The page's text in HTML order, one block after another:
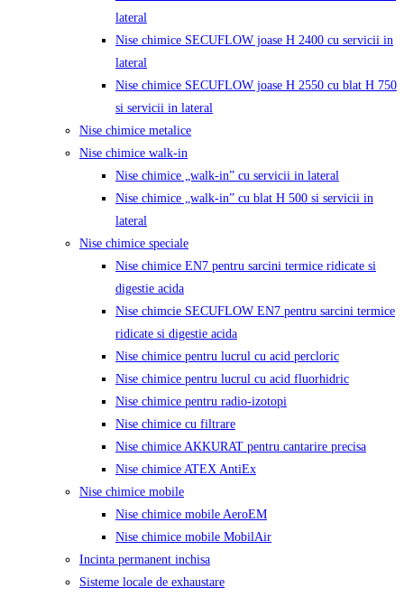
lateral
Nise chimice SECUFLOW joase H 2400 cu servicii in
lateral
Nise chimice SECUFLOW joase H 2550 cu blat H 750
si servicii in lateral
Nise chimice metalice
Nise chimice walk-in
Nise chimice „walk-in” cu servicii in lateral
Nise chimice „walk-in” cu blat H 500 si servicii in
lateral
Nise chimice speciale
Nise chimice EN7 pentru sarcini termice ridicate si
digestie acida
Nise chimcie SECUFLOW EN7 pentru sarcini termice
ridicate si digestie acida
Nise chimice pentru lucrul cu acid percloric
Nise chimice pentru lucrul cu acid fluorhidric
Nise chimice pentru radio-izotopi
Nise chimice cu filtrare
Nise chimice AKKURAT pentru cantarire precisa
Nise chimice ATEX AntiEx
Nise chimice mobile
Nise chimice mobile AeroEM
Nise chimice mobile MobilAir
Incinta permanent inchisa
Sisteme locale de exhaustare